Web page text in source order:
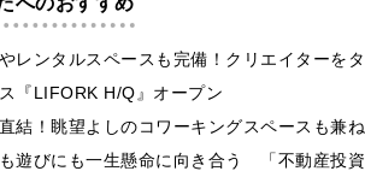
レンタルスペースも完備！クリエイターを
『LIFORK H/Q』オープン
結！眺望よしのコワーキングスペースも兼
遊びにも一生懸命に向き合う 「不動産投